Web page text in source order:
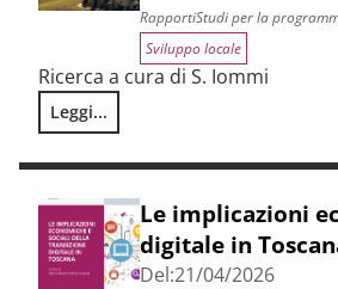
RapportiStudi per la
Sviluppo locale
Ricerca a cura di S. Iommi
Leggi...
Analisi valutativa della strategia
Le implicazioni
digitale in
Del:21/04/2026